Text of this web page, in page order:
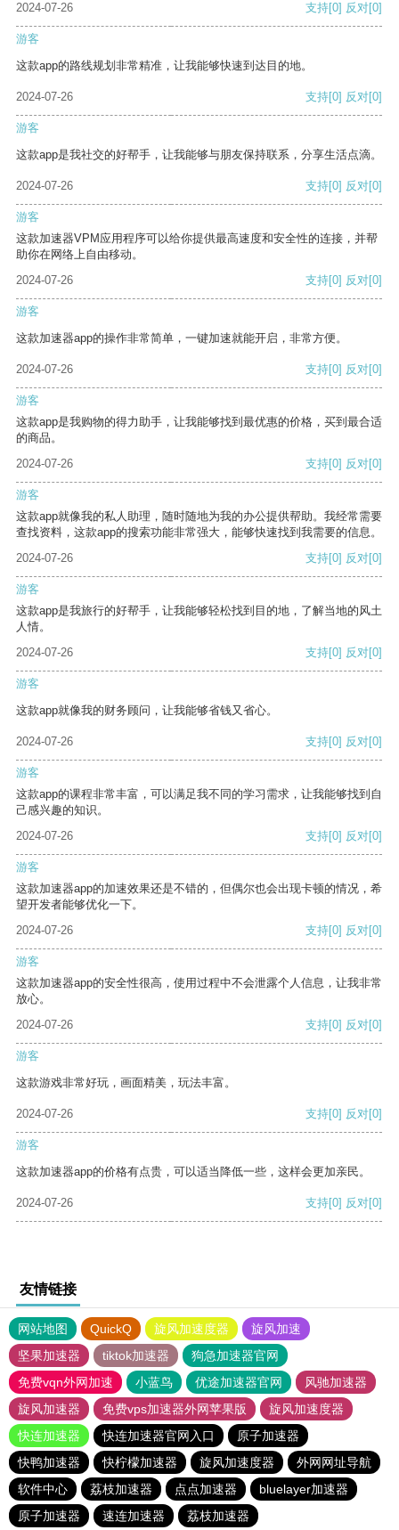
2024-07-26 支持[0] 反对[0]
游客
这款app的路线规划非常精准，让我能够快速到达目的地。
2024-07-26 支持[0] 反对[0]
游客
这款app是我社交的好帮手，让我能够与朋友保持联系，分享生活点滴。
2024-07-26 支持[0] 反对[0]
游客
这款加速器VPM应用程序可以给你提供最高速度和安全性的连接，并帮
助你在网络上自由移动。
2024-07-26
支持[0] 反对[0]
游客
这款加速器app的操作非常简单，一键加速就能开启，非常方便。
2024-07-26 支持[0] 反对[0]
游客
这款app是我购物的得力助手，让我能够找到最优惠的价格，买到最合适
的商品。
2024-07-26
支持[0] 反对[0]
游客
这款app就像我的私人助理，随时随地为我的办公提供帮助。我经常需要
查找资料，这款app的搜索功能非常强大，能够快速找到我需要的信息。
2024-07-26
支持[0] 反对[0]
游客
这款app是我旅行的好帮手，让我能够轻松找到目的地，了解当地的风土
人情。
2024-07-26
支持[0] 反对[0]
游客
这款app就像我的财务顾问，让我能够省钱又省心。
2024-07-26 支持[0] 反对[0]
游客
这款app的课程非常丰富，可以满足我不同的学习需求，让我能够找到自
己感兴趣的知识。
2024-07-26
支持[0] 反对[0]
游客
这款加速器app的加速效果还是不错的，但偶尔也会出现卡顿的情况，希
望开发者能够优化一下。
2024-07-26
支持[0] 反对[0]
游客
这款加速器app的安全性很高，使用过程中不会泄露个人信息，让我非常
放心。
2024-07-26
支持[0] 反对[0]
游客
这款游戏非常好玩，画面精美，玩法丰富。
2024-07-26 支持[0] 反对[0]
游客
这款加速器app的价格有点贵，可以适当降低一些，这样会更加亲民。
2024-07-26 支持[0] 反对[0]
友情链接
网站地图 QuickQ 旋风加速度器
旋风加速
坚果加速器
tiktok加速器
狗急加速器官网
免费vqn外网加速
小蓝鸟 优途加速器官网
风驰加速器
旋风加速器
免费vps加速器外网苹果版
旋风加速度器
快连加速器
快连加速器官网入口
原子加速器
快鸭加速器
快柠檬加速器 旋风加速度器
外网网址导航
软件中心
荔枝加速器 点点加速器
bluelayer加速器
原子加速器
速连加速器 荔枝加速器